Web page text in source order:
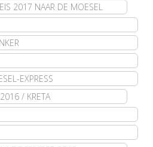
2017 NAAR DE MOESEL
EXPRESS
/ KRETA